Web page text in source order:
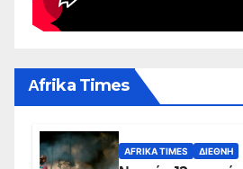
Αfrika Times
AFRIKA TIMES ΔΙΕΘΝΉ